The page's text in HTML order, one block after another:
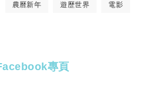
農曆新年 遊歷世界 電影
專頁